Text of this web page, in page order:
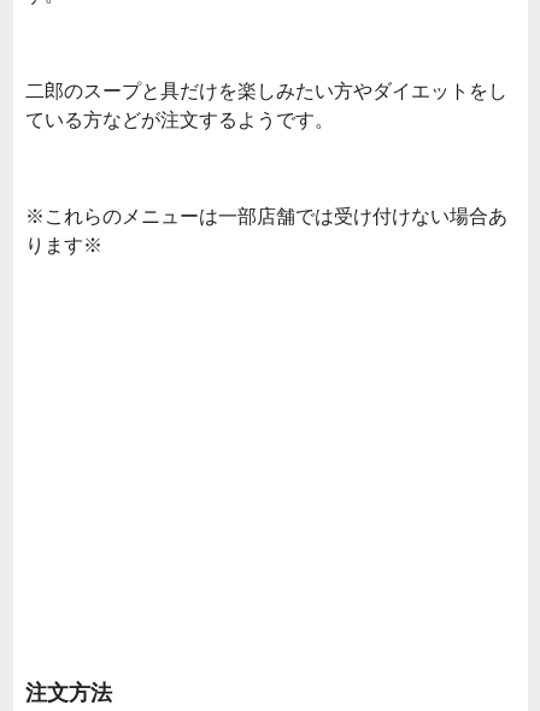
二郎のスープと具だけを楽しみたい方やダイエットをし
ている方などが注文するようです。
※これらのメニューは一部店舗では受け付けない場合あ
ります※
注文方法